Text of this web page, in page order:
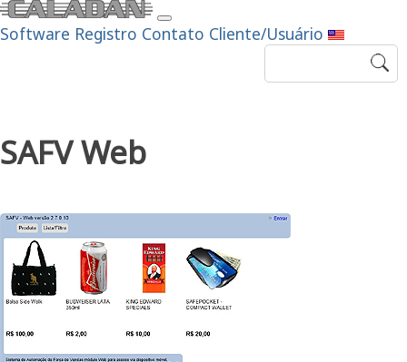
Software Registro Contato Cliente/Usuário
SAFV Web